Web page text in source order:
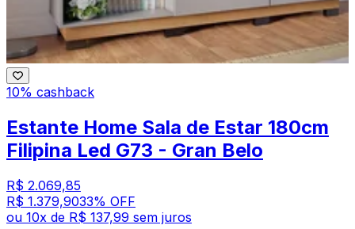
10% cashback
Estante Home Sala de Estar 180cm
Filipina Led G73 - Gran Belo
R$ 2.069,85
R$ 1.379,9033% OFF
ou 10x de R$ 137,99 sem juros